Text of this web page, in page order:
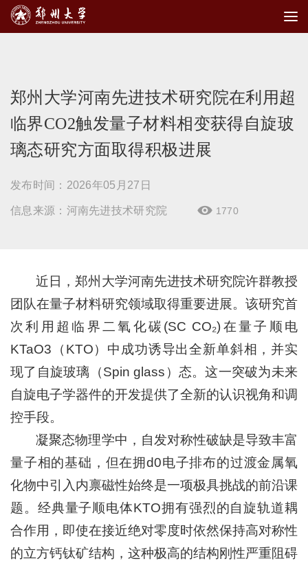
郑州大学河南先进技术研究院在利用超
临界CO2触发量子材料相变获得自旋玻
璃态研究方面取得积极进展
发布时间：2026年05月27日
信息来源：河南先进技术研究院  1770
近日，郑州大学河南先进技术研究院许群教授
团队在量子材料研究领域取得重要进展。该研究首
次利用超临界二氧化碳(SC CO₂)在量子顺电
KTaO3（KTO）中成功诱导出全新单斜相，并实
现了自旋玻璃（Spin glass）态。这一突破为未来
自旋电子学器件的开发提供了全新的认识视角和调
控手段。
凝聚态物理学中，自发对称性破缺是导致丰富
量子相的基础，但在拥d0电子排布的过渡金属氧
化物中引入内禀磁性始终是一项极具挑战的前沿课
题。经典量子顺电体KTO拥有强烈的自旋轨道耦
合作用，即使在接近绝对零度时依然保持高对称性
的立方钙钛矿结构，这种极高的结构刚性严重阻碍